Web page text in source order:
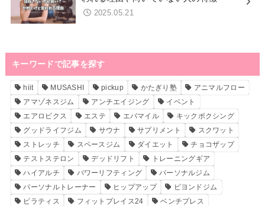
2025.05.21
キーワードで記事を探す
hiit MUSASHI pickup かたぎり塾
アニマルフロー
アマゾネスジム
アンチエイジング
イベント
エアロビクス
エステ エバマイル
キックボクシング
グッドライフジム
サウナ サプリメント
スクワット
ストレッチ
スペースジム ダイエット
チョコザップ
テストステロン
デッドリフト
トレーニングギア
ハイアルチ
パワーリフティング
パーソナルジム
パーソナルトレーナー
ヒップアップ
ビヨンドジム
ピラティス
フィットプレイス24 ベンチプレス